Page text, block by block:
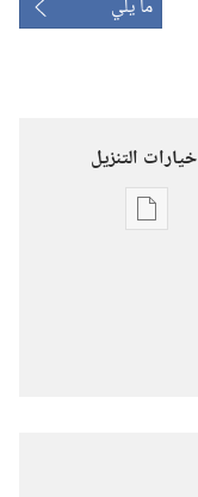
ما يلي
خيارات التنزيل
خيارات